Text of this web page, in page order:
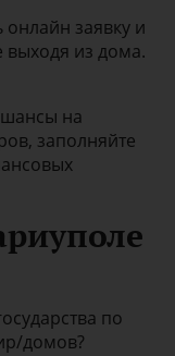
заявку и
выходя из дома.
шансы на
заполняйте
по
домов?